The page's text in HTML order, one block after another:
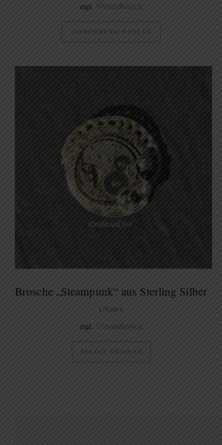
zzgl. Versandkosten
AUSFÜHRUNG WÄHLEN
Brosche „Steampunk“ aus Sterling Silber
175,00 €
zzgl. Versandkosten
SELECT OPTIONS